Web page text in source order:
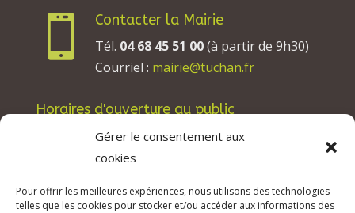
Gérer le consentement aux
cookies
Pour offrir les meilleures expériences, nous utilisons des technologies
telles que les cookies pour stocker et/ou accéder aux informations des

Contacter la Mairie
Tél. 04 68 45 51 00(à partir de 9h30)
Courriel : mairie@tuchan.fr
Horaires d'ouverture au public
Les lundis, mardis et jeudis : de 8h à 12h et de
13h30 à 17h30.
Les vendredis : de 8h à 12h.